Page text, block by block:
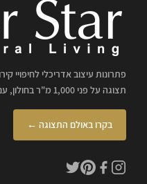
פתרונות עיצוב אדריכלי לחיפויי
תצוגה על פני 1,000 מ"ר בחולון, עם ליווי מקצועי של מעצבי פנים.
בקרו באולם התצוגה ←